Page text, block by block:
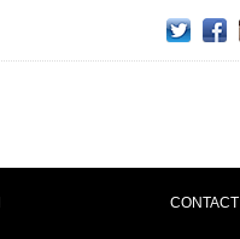
facebookins line
CONTACT